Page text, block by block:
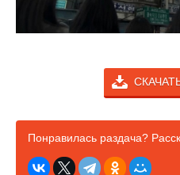
Понравилась раздача?